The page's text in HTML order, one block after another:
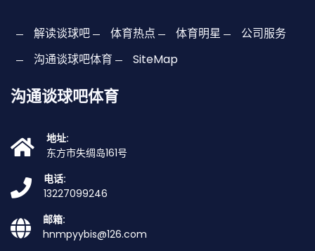
解读谈球吧 体育热点 体育明星
公司服务
沟通谈球吧体育
SiteMap
沟通谈球吧体育
地址:
东方市失绸岛161号
电话:
13227099246
邮箱:
hnmpyybis@126.com